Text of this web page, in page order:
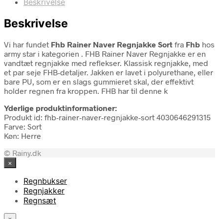
Beskrivelse
Beskrivelse
Vi har fundet Fhb Rainer Naver Regnjakke Sort fra Fhb hos
army star i kategorien . FHB Rainer Naver Regnjakke er en
vandtæt regnjakke med reflekser. Klassisk regnjakke, med
et par seje FHB-detaljer. Jakken er lavet i polyurethane, eller
bare PU, som er en slags gummieret skal, der effektivt
holder regnen fra kroppen. FHB har til denne k
Yderlige produktinformationer:
Produkt id: fhb-rainer-naver-regnjakke-sort 4030646291315
Farve: Sort
Køn: Herre
© Rainy.dk
×
Regnbukser
Regnjakker
Regnsæt